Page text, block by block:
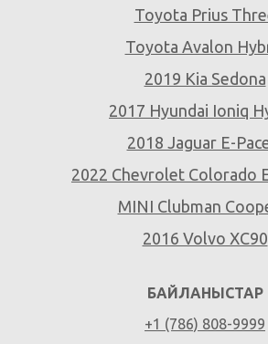
Toyota Prius
Toyota Avalon
2019 Kia Sedona
2017 Hyundai Ioniq
2018 Jaguar E-
2022 Chevrolet Colorado
MINI Clubman
2016 Volvo XC90
БАЙЛАНЫСТАР
+1 (786) 808-9999